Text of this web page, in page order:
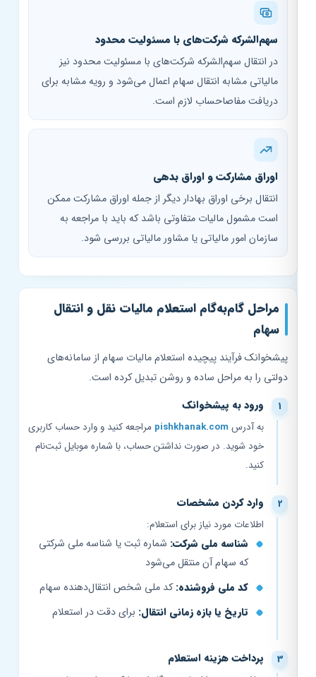
سهم‌الشرکه شرکت‌های با مسئولیت محدود
در انتقال سهم‌الشرکه شرکت‌های با مسئولیت محدود نیز
مالیاتی مشابه انتقال سهام اعمال می‌شود و رویه مشابه برای
دریافت مفاصاحساب لازم است.
اوراق مشارکت و اوراق بدهی
انتقال برخی اوراق بهادار دیگر از جمله اوراق مشارکت ممکن
است مشمول مالیات متفاوتی باشد که باید با مراجعه به
سازمان امور مالیاتی یا مشاور مالیاتی بررسی شود.
مراحل گام‌به‌گام استعلام مالیات نقل و انتقال
سهام
پیشخوانک فرآیند پیچیده استعلام مالیات سهام از سامانه‌های
دولتی را به مراحل ساده و روشن تبدیل کرده است.
ورود به پیشخوانک
به آدرسpishkhanak.comمراجعه کنید و وارد حساب کاربری
خود شوید. در صورت نداشتن حساب، با شماره موبایل ثبت‌نام
وارد کردن مشخصات
اطلاعات مورد نیاز برای استعلام:
شناسه ملی شرکت:شماره ثبت یا شناسه ملی شرکتی
که سهام آن منتقل می‌شود
کد ملی فروشنده:کد ملی شخص انتقال‌دهنده سهام
تاریخ یا بازه زمانی انتقال:برای دقت در استعلام
پرداخت هزینه استعلام